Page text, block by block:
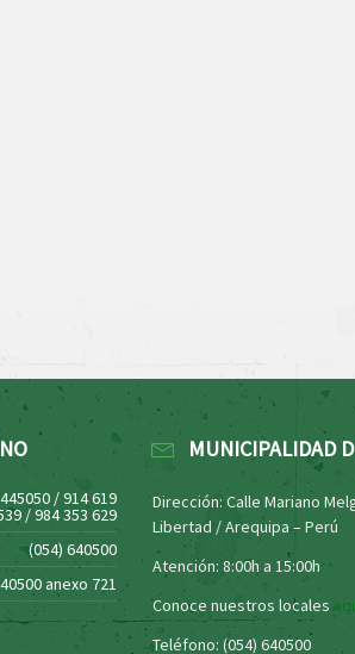
/ 914 619
/ 984 353 629
(054) 640500
anexo 721
MUNICIPALIDAD
Dirección: Calle Mariano
Libertad / Arequipa – Perú
Atención: 8:00h a 15:00h
Conoce nuestros locales
Teléfono: (054) 640500